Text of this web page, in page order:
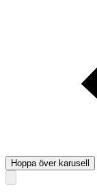
Hoppa över karusell